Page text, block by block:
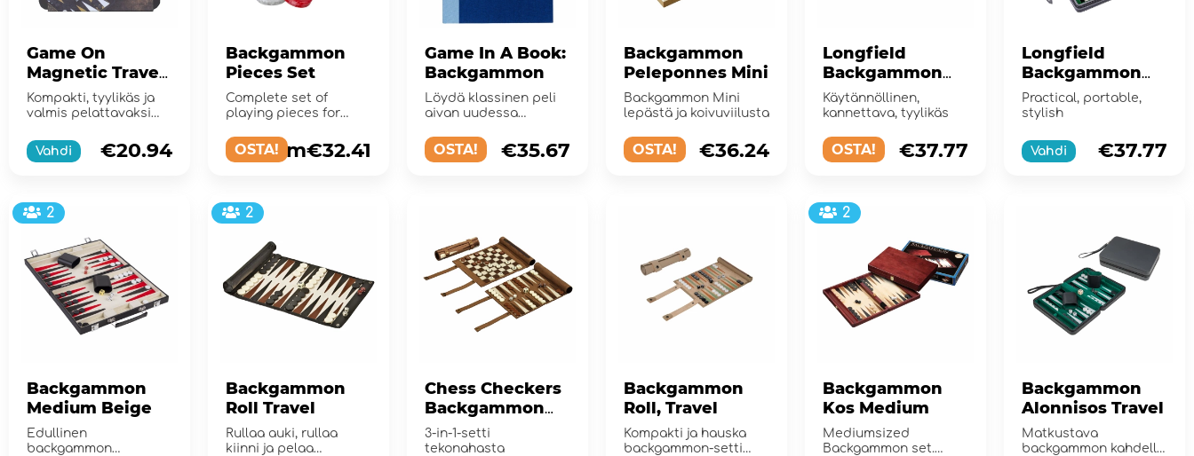
Game On
Magnetic Travel
Backgammon
Kompakti, tyylikäs ja
valmis pelattavaksi
Vahdi
€20.94
Backgammon
Pieces Set
Complete set of
playing pieces for
OSTA!from€32.41
Game In A Book:
Backgammon
Löydä klassinen peli
aivan uudessa
Library -sarjasta.
OSTA! €35.67
Backgammon
Peleponnes Mini
Backgammon Mini
lepästä ja koivuviilusta
OSTA! €36.24
Longfield
Backgammon
Travel Beige
Käytännöllinen,
kannettava, tyylikäs
OSTA! €37.77
Longfield
Backgammon
Travel Green
Practical, portable,
stylish
Vahdi €37.77
2
Backgammon
Medium Beige
Edullinen
backgammon
2
Backgammon
Roll Travel
Rullaa auki, rullaa
kiinni ja pelaa
Chess Checkers
Backgammon
Travel Set
3-in-1-setti
tekonahasta
Backgammon
Roll, Travel
Kompakti ja hauska
backgammon-setti
2
Backgammon
Kos Medium
Mediumsized
Backgammon set.
Backgammon
Alonnisos Travel
Matkustava
backgammon kahdelle